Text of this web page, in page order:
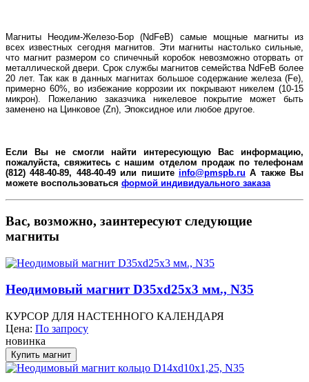
Магниты Неодим-Железо-Бор (NdFeB) самые мощные магниты из
всех известных сегодня магнитов. Эти магниты настолько сильные,
что магнит размером со спичечный коробок невозможно оторвать от
металлической двери. Срок службы магнитов семейства NdFeB более
20 лет. Так как в данных магнитах большое содержание железа (Fe),
примерно 60%, во избежание коррозии их покрывают никелем (10-15
микрон). Пожеланию заказчика никелевое покрытие может быть
заменено на Цинковое (Zn), Эпоксидное или любое другое.
Если Вы не смогли найти интересующую Вас информацию,
пожалуйста, свяжитесь с нашим отделом продаж по телефонам
(812) 448-40-89, 448-40-49 или пишите info@pmspb.ru А также Вы
можете воспользоваться формой индивидуального заказа
Вас, возможно, заинтересуют следующие
магниты
Неодимовый магнит D35xd25x3 мм., N35
КУРСОР ДЛЯ НАСТЕННОГО КАЛЕНДАРЯ
Цена: По запросу
новинка